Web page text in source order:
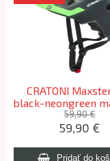
CRATONI
black-neongreen
(51-56cm)
59,90 €
59,90 €